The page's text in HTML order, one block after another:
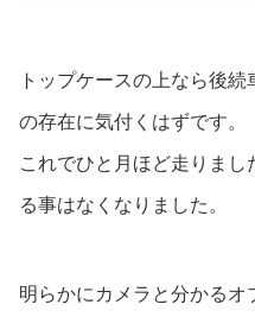
トップケースの上なら後
の存在に気付くはずです。
これでひと月ほど走りま
る事はなくなりました。
明らかにカメラと分かる